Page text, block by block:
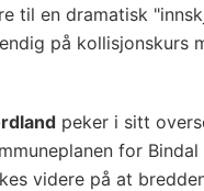
til en dramatisk
på kollisjonskurs
peker i sitt
for
videre på at